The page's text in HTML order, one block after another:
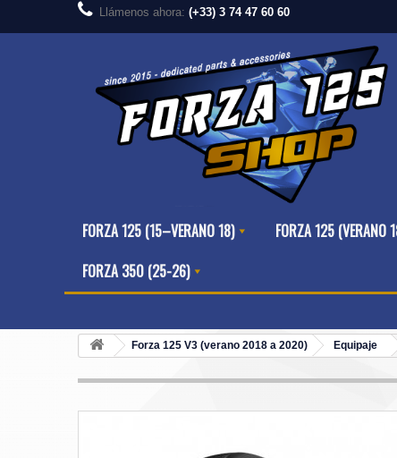
Llámenos ahora: (+33) 3 74 47 60 60
FORZA 125 (15–VERANO 18) FORZA 125 (VERANO
FORZA 350 (25-26)
Forza 125 V3 (verano 2018 a 2020) Equipaje